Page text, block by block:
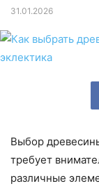
31.01.2026
Выбор
требует
различные